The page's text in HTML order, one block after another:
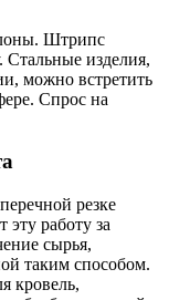
Штрипс
изделия,
можно встретить
Спрос на
резке
работу за
сырья,
таким способом.
кровель,